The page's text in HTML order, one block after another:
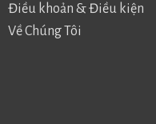
Điều khoản & Điều kiện
Về Chúng Tôi